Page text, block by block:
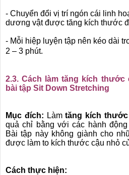
- Chuyển đổi vị trí ngón cái linh
dương vật được tăng kích thước
- Mỗi hiệp luyện tập nên kéo dài
2 – 3 phút.
2.3. Cách làm tăng kích thước
bài tập Sit Down Stretching
Mục đích: Làmtăng kích
quả chỉ bằng với các hành
Bài tập này không giành cho
được làm to kích thước cậu nhỏ
Cách thực hiện: